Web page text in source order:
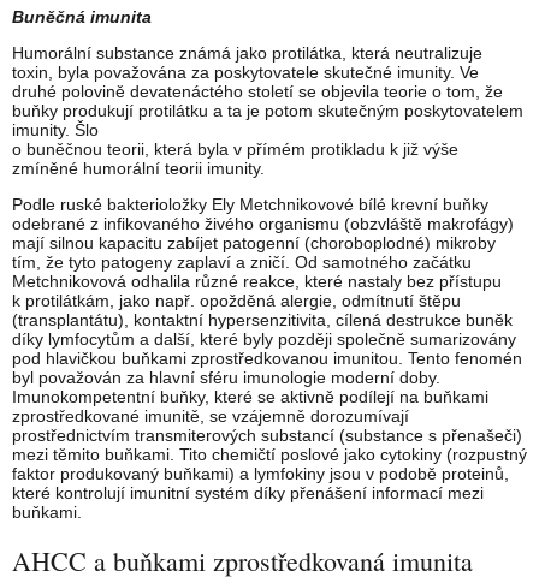
Buněčná imunita
Humorální substance známá jako protilátka, která neutralizuje
toxin, byla považována za poskytovatele skutečné imunity. Ve
druhé polovině devatenáctého století se objevila teorie o tom, že
buňky produkují protilátku a ta je potom skutečným poskytovatelem
imunity. Šlo
o buněčnou teorii, která byla v přímém protikladu k již výše
zmíněné humorální teorii imunity.
Podle ruské bakterioložky Ely Metchnikovové bílé krevní buňky
odebrané z infikovaného živého organismu (obzvláště makrofágy)
mají silnou kapacitu zabíjet patogenní (choroboplodné) mikroby
tím, že tyto patogeny zaplaví a zničí. Od samotného začátku
Metchnikovová odhalila různé reakce, které nastaly bez přístupu
k protilátkám, jako např. opožděná alergie, odmítnutí štěpu
(transplantátu), kontaktní hypersenzitivita, cílená destrukce buněk
díky lymfocytům a další, které byly později společně sumarizovány
pod hlavičkou buňkami zprostředkovanou imunitou. Tento fenomén
byl považován za hlavní sféru imunologie moderní doby.
Imunokompetentní buňky, které se aktivně podílejí na buňkami
zprostředkované imunitě, se vzájemně dorozumívají
prostřednictvím transmiterových substancí (substance s přenašeči)
mezi těmito buňkami. Tito chemičtí poslové jako cytokiny (rozpustný
faktor produkovaný buňkami) a lymfokiny jsou v podobě proteinů,
které kontrolují imunitní systém díky přenášení informací mezi
buňkami.
AHCC a buňkami zprostředkovaná imunita